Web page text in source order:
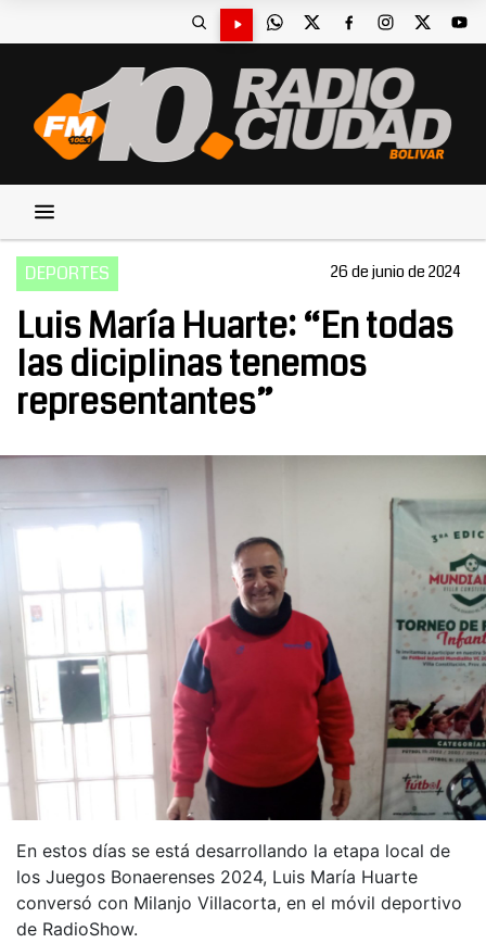
DEPORTES 26 de junio de 2024
Luis María Huarte: “En todas
las diciplinas tenemos
representantes”
En estos días se está desarrollando la etapa local de
los Juegos Bonaerenses 2024, Luis María Huarte
conversó con Milanjo Villacorta, en el móvil deportivo
de RadioShow.